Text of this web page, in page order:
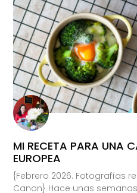
MI RECETA PARA UNA
EUROPEA
{Febrero 2026. Fotografías
Canon} Hace unas